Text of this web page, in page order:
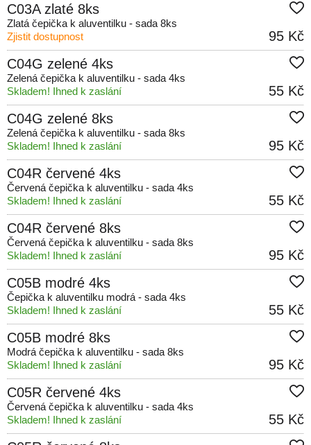
C03A zlaté 8ks
Zlatá čepička k aluventilku - sada 8ks
Zjistit dostupnost
95 Kč
C04G zelené 4ks
Zelená čepička k aluventilku - sada 4ks
Skladem! Ihned k zaslání
55 Kč
C04G zelené 8ks
Zelená čepička k aluventilku - sada 8ks
Skladem! Ihned k zaslání
95 Kč
C04R červené 4ks
Červená čepička k aluventilku - sada 4ks
Skladem! Ihned k zaslání
55 Kč
C04R červené 8ks
Červená čepička k aluventilku - sada 8ks
Skladem! Ihned k zaslání
95 Kč
C05B modré 4ks
Čepička k aluventilku modrá - sada 4ks
Skladem! Ihned k zaslání
55 Kč
C05B modré 8ks
Modrá čepička k aluventilku - sada 8ks
Skladem! Ihned k zaslání
95 Kč
C05R červené 4ks
Červená čepička k aluventilku - sada 4ks
Skladem! Ihned k zaslání
55 Kč